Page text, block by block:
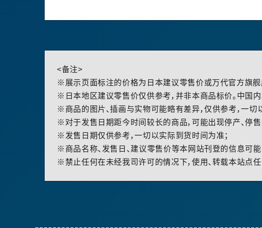
<备注>
※展示页面标注的价格为日本建议零售价或万代官方旗舰
※日本地区建议零售价仅供参考，并非本商品标价。中国
※商品的图片、插画与实物可能略有差异，仅供参考，一切
※对于发售日期距今时间较长的商品，可能出现停产、停售
※发售日期仅供参考，一切以实际到货时间为准；
※商品名称、发售日、建议零售价等本网站刊登的信息可能
※禁止任何在未经我司许可的情况下，使用、转载本站点任